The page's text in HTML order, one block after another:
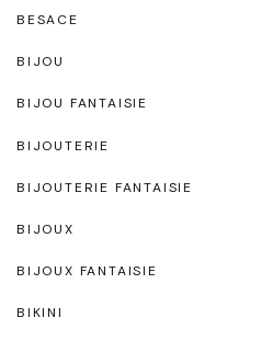
BESACE
BIJOU
BIJOU FANTAISIE
BIJOUTERIE
BIJOUTERIE FANTAISIE
BIJOUX
BIJOUX FANTAISIE
BIKINI